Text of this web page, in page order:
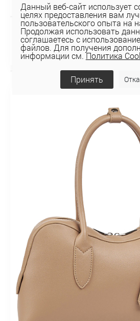
Сумка 116-151-39-4
156,16 руб
Данный веб-сайт использует
целях предоставления вам
пользовательского опыта на
Продолжая использовать
соглашаетесь с
файлов. Для получения
информации см.Политика
Принять